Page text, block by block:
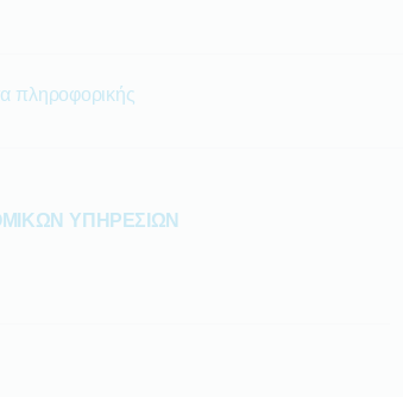
πληροφορικής
ΥΠΗΡΕΣΙΩΝ